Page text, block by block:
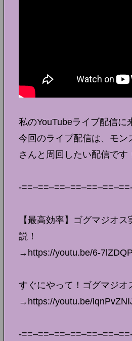
私のYouTubeライブ配信に
今回のライブ配信は、モ
さんと周回したい配信です
-
【最高効率】ゴグマジオ
説！
→https://youtu.be/6-
すぐにやって！ゴグマジオ
→https://youtu.be/
-